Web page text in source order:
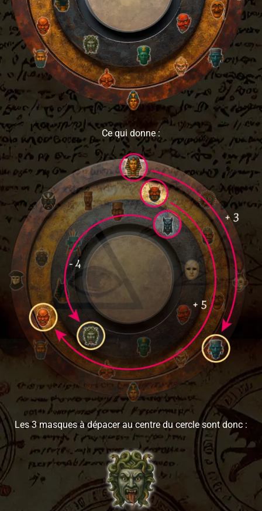
Ce qui donne :
Les 3 masques à dépacer au centre du cercle sont donc :